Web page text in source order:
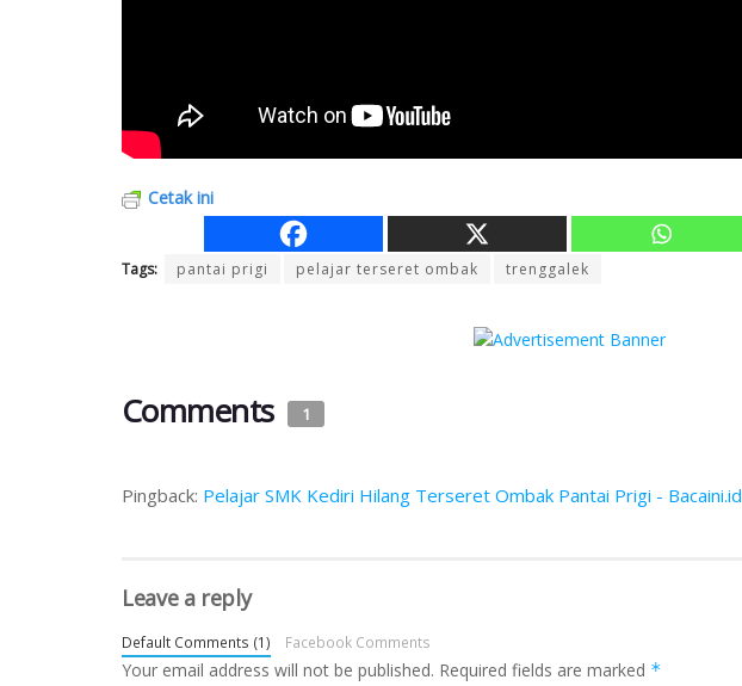
Cetak ini
Tags: pantai prigi pelajar terseret ombak trenggalek
Comments 1
Pingback: Pelajar SMK Kediri Hilang Terseret Ombak Pantai Prigi - Bacaini.id
Leave a reply
Default Comments (1) Facebook Comments
Your email address will not be published. Required fields are marked *